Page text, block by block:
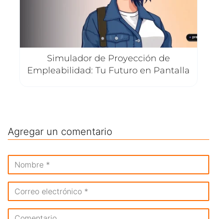
Simulador de Proyección de
Empleabilidad: Tu Futuro en Pantalla
Agregar un comentario